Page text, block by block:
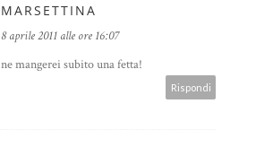
MARSETTINA
8 aprile 2011 alle ore 16:07
ne mangerei subito una fetta!
Rispondi